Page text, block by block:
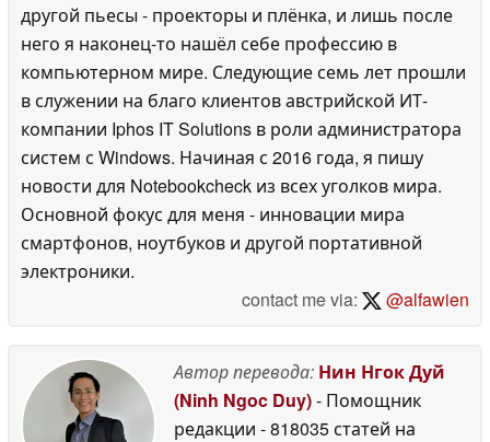
другой пьесы - проекторы и плёнка, и лишь после
него я наконец-то нашёл себе профессию в
компьютерном мире. Следующие семь лет прошли
в служении на благо клиентов австрийской ИТ-
компании Iphos IT Solutions в роли администратора
систем с Windows. Начиная с 2016 года, я пишу
новости для Notebookcheck из всех уголков мира.
Основной фокус для меня - инновации мира
смартфонов, ноутбуков и другой портативной
электроники.
contact me via:
@alfawien
Автор перевода: Нин Нгок Дуй
(Ninh Ngoc Duy)- Помощник
редакции - 818035 статей на